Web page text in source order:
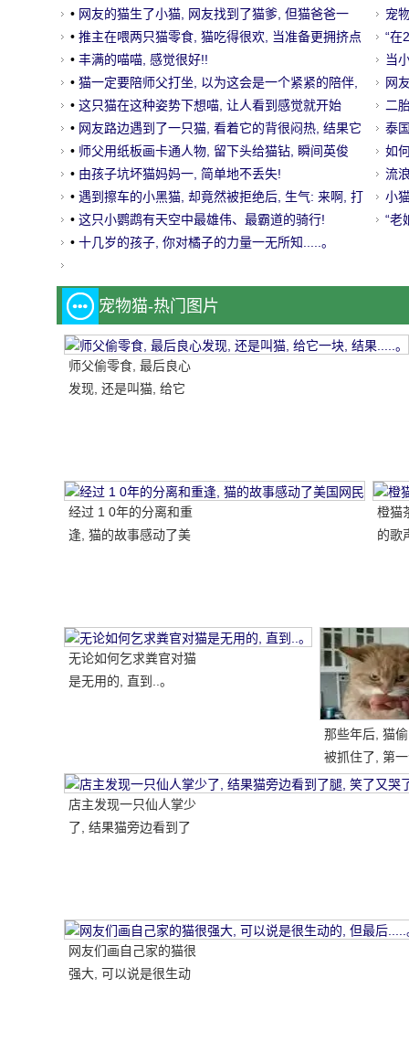
宠
喝
“在
了
当
你
网
杯
二
了…
泰
走
如
试
流
友
小
啊
“老
了。
• 网友的猫生了小猫, 网友找到了猫爹, 但猫爸爸一
脸.....。
• 推主在喂两只猫零食, 猫吃得很欢, 当准备更拥挤点
时, 结果..。
• 丰满的喵喵, 感觉很好!!
• 猫一定要陪师父打坐, 以为这会是一个紧紧的陪伴,
没想到.....。
• 这只猫在这种姿势下想喵, 让人看到感觉就开始
了..。
• 网友路边遇到了一只猫, 看着它的背很闷热, 结果它
翻了过来..。
• 师父用纸板画卡通人物, 留下头给猫钻, 瞬间英俊
留.....。
• 由孩子坑坏猫妈妈一, 简单地不丢失!
• 遇到擦车的小黑猫, 却竟然被拒绝后, 生气: 来啊, 打
猫!
• 这只小鹦鹉有天空中最雄伟、最霸道的骑行!
• 十几岁的孩子, 你对橘子的力量一无所知.....。
宠物猫-热门图片
师父偷零食, 最后良心
发现, 还是叫猫, 给它
经过 1 0年的分离和重
逢, 猫的故事感动了美
橙猫
的歌
无论如何乞求粪官对猫
是无用的, 直到..。
那些年后, 猫
被抓住了, 第
喷雾..。
店主发现一只仙人掌少
了, 结果猫旁边看到了
网友们画自己家的猫很
强大, 可以说是很生动